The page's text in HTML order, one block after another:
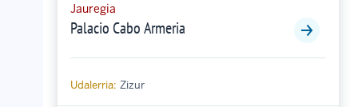
Jauregia
Palacio Cabo Armeria
Udalerria: Zizur